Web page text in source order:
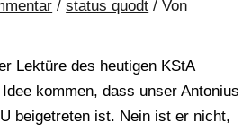
/status quodt / Von
Lektüre des heutigen KStA
kommen, dass unser Antonius
beigetreten ist. Nein ist er nicht,